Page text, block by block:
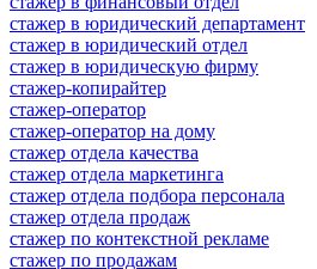
стажер в юридический департамент
стажер в юридический отдел
стажер в юридическую фирму
стажер-копирайтер
стажер-оператор
стажер-оператор на дому
стажер отдела качества
стажер отдела маркетинга
стажер отдела подбора персонала
стажер отдела продаж
стажер по контекстной рекламе
стажер по продажам